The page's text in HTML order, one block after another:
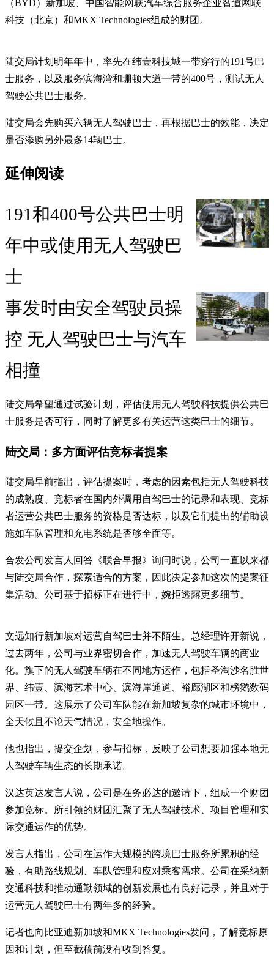
（BYD）新加坡、中国智能网联汽车综合服务企业智道网联
科技（北京）和MKX Technologies组成的财团。
陆交局计划明年年中，率先在纬壹科技城一带穿行的191号巴
士服务，以及服务滨海湾和珊顿大道一带的400号，测试无人
驾驶公共巴士服务。
陆交局会先购买六辆无人驾驶巴士，再根据巴士的效能，决定
是否添购另外最多14辆巴士。
延伸阅读
191和400号公共巴士明
年中或使用无人驾驶巴
士
事发时由安全驾驶员操
控 无人驾驶巴士与汽车
相撞
陆交局希望通过试验计划，评估使用无人驾驶科技提供公共巴
士服务是否可行，同时了解更多有关运营这类巴士的细节。
陆交局：多方面评估竞标者提案
陆交局早前指出，评估提案时，考虑的因素包括无人驾驶科技
的成熟度、竞标者在国内外调用自驾巴士的记录和表现、竞标
者运营公共巴士服务的资格是否达标，以及它们提出的辅助设
施如车队管理和充电系统是否够全面等。
合发公司发言人回答《联合早报》询问时说，公司一直以来都
与陆交局合作，探索适合的方案，因此决定参加这次的提案征
集活动。公司基于招标正在进行中，婉拒透露更多细节。
文远知行新加坡对运营自驾巴士并不陌生。总经理许开新说，
过去两年，公司与业界密切合作，加速无人驾驶车辆的商业
化。旗下的无人驾驶车辆在不同地方运作，包括圣淘沙名胜世
界、纬壹、滨海艺术中心、滨海岸通道、裕廊湖区和榜鹅数码
园区一带。这展示了公司车队能在新加坡复杂的城市环境中，
全天候且不论天气情况，安全地操作。
他也指出，提交企划，参与招标，反映了公司想要加强本地无
人驾驶车辆生态的长期承诺。
汉达英达发言人说，公司是在务必达的邀请下，组成一个财团
参加竞标。所引领的财团汇聚了无人驾驶技术、项目管理和实
际交通运作的优势。
发言人指出，公司在运作大规模的跨境巴士服务所累积的经
验，有助路线规划、车队管理和应对乘客需求。公司在采纳新
交通科技和推动通勤领域的创新发展也有良好记录，并且对于
运营无人驾驶巴士有两年多的经验。
记者也向比亚迪新加坡和MKX Technologies发问，了解竞标原
因和计划，但至截稿前没有收到答复。